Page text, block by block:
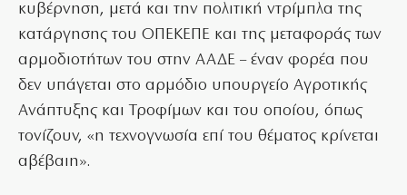
κυβέρνηση, μετά και την πολιτική ντρίμπλα της
κατάργησης του ΟΠΕΚΕΠΕ και της μεταφοράς των
αρμοδιοτήτων του στην ΑΑΔΕ – έναν φορέα που
δεν υπάγεται στο αρμόδιο υπουργείο Αγροτικής
Ανάπτυξης και Τροφίμων και του οποίου, όπως
τονίζουν, «η τεχνογνωσία επί του θέματος κρίνεται
αβέβαιη».